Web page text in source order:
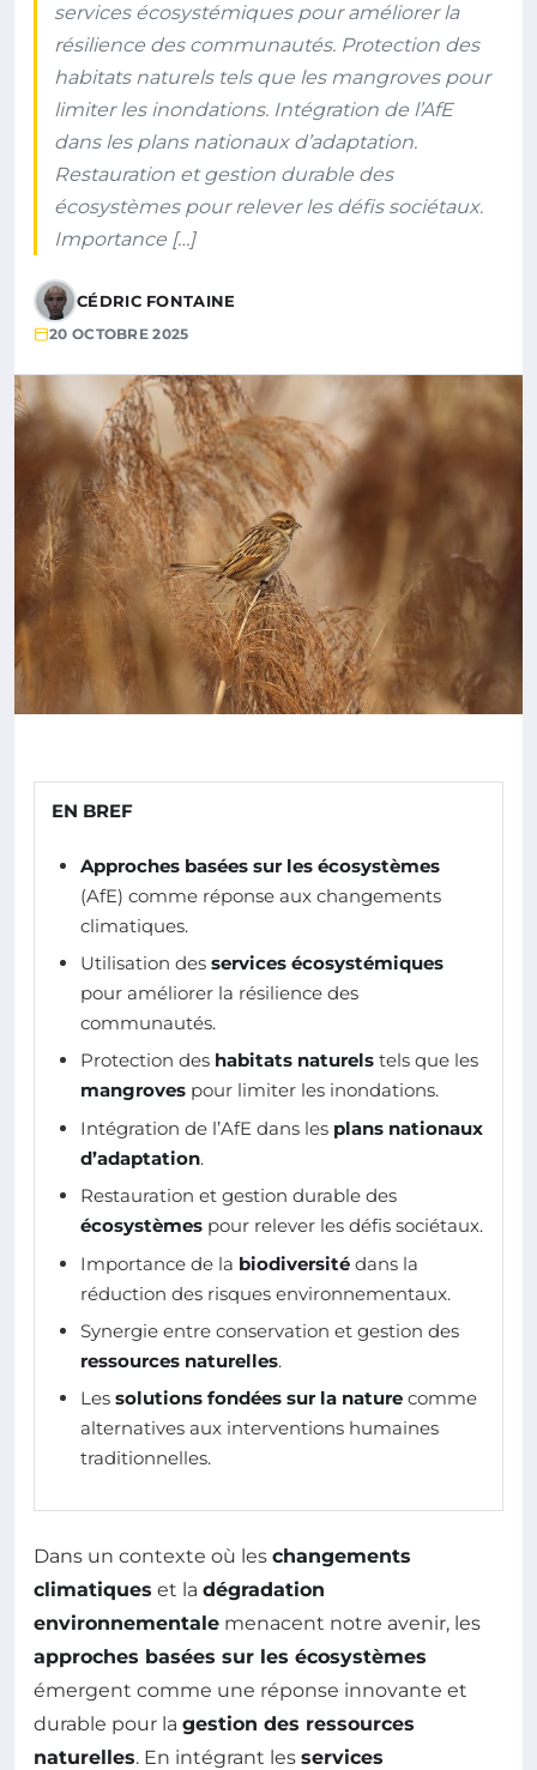
services écosystémiques pour améliorer la
résilience des communautés. Protection des
habitats naturels tels que les mangroves pour
limiter les inondations. Intégration de l’AfE
dans les plans nationaux d’adaptation.
Restauration et gestion durable des
écosystèmes pour relever les défis sociétaux.
Importance […]
CÉDRIC FONTAINE
20 OCTOBRE 2025
EN BREF
Approches basées sur les écosystèmes
(AfE) comme réponse aux changements
climatiques.
Utilisation des services écosystémiques
pour améliorer la résilience des
communautés.
Protection des habitats naturels tels que les
mangroves pour limiter les inondations.
Intégration de l’AfE dans les plans nationaux
d’adaptation.
Restauration et gestion durable des
écosystèmes pour relever les défis sociétaux.
Importance de la biodiversité dans la
réduction des risques environnementaux.
Synergie entre conservation et gestion des
ressources naturelles.
Les solutions fondées sur la nature comme
alternatives aux interventions humaines
traditionnelles.
Dans un contexte où les changements
climatiques et la dégradation
environnementale menacent notre avenir, les
approches basées sur les écosystèmes
émergent comme une réponse innovante et
durable pour la gestion des ressources
naturelles. En intégrant les services